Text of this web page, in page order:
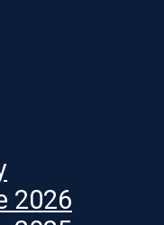
2026